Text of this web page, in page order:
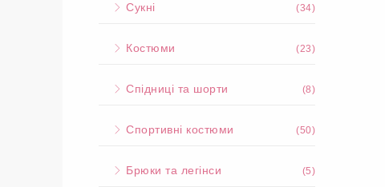
Сукні (34)
Костюми (23)
Спідниці та шорти (8)
Спортивні костюми (50)
Брюки та легінси (5)